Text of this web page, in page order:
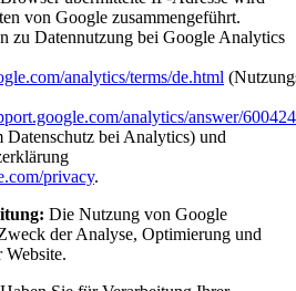
von Google zusammengeführt.
zu Datennutzung bei Google Analytics
analytics/terms/de.html
analytics/answer/
Datenschutz bei Analytics) und
privacy.
Die Nutzung von Google
der Analyse, Optimierung und
Website.